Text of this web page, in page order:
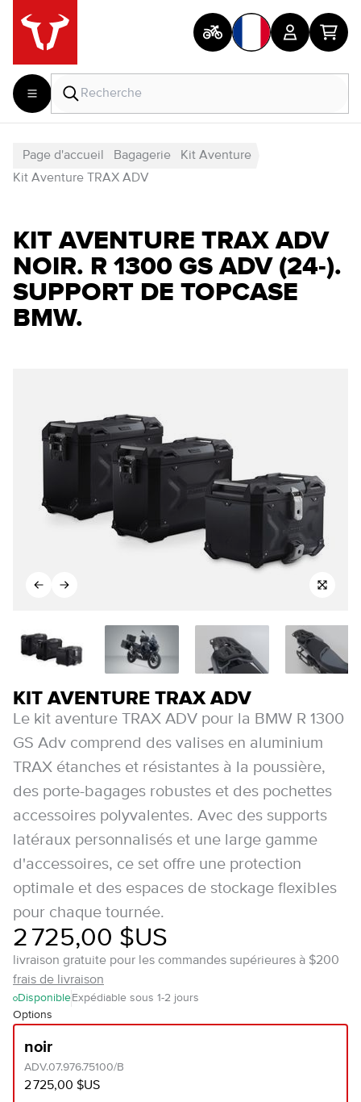
Page d'accueil Bagagerie
Kit Aventure
Kit Aventure TRAX ADV
KIT AVENTURE TRAX ADV
NOIR. R 1300 GS ADV (24-).
SUPPORT DE TOPCASE
BMW.
KIT AVENTURE TRAX ADV
Le kit aventure TRAX ADV pour la BMW R 1300
GS Adv comprend des valises en aluminium
TRAX étanches et résistantes à la poussière,
des porte-bagages robustes et des pochettes
accessoires polyvalentes. Avec des supports
latéraux personnalisés et une large gamme
d'accessoires, ce set offre une protection
optimale et des espaces de stockage flexibles
pour chaque tournée.
2 725,00 $US
livraison gratuite pour les commandes supérieures à $200
frais de livraison
Disponible Expédiable sous 1-2 jours
Options
noir
ADV.07.976.75100/B
2 725,00 $US